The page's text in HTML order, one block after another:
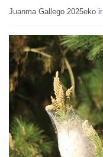
Juanma Gallego 2025eko